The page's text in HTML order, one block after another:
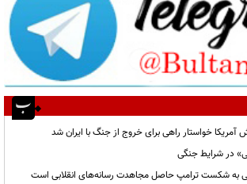
خواستار راهی برای خروج از جنگ با ایران شد
در شرایط جنگی
به شکست ترامپ حاصل مجاهدت رسانه‌های انقلابی است